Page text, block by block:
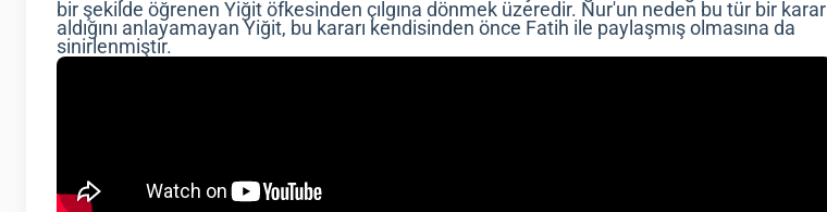
bir şekilde öğrenen Yiğit öfkesinden çılgına dönmek üzeredir. Nur'un neden bu tür bir karar
aldığını anlayamayan Yiğit, bu kararı kendisinden önce Fatih ile paylaşmış olmasına da
sinirlenmiştir.